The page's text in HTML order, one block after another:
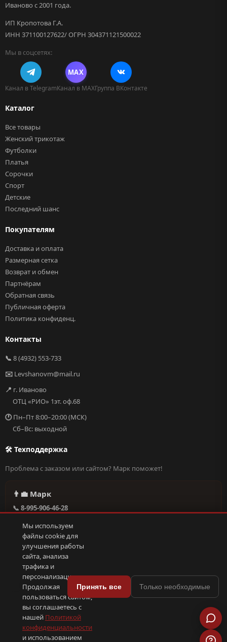
Иваново с 2001 года.
ИП Кропотова Г.А.
ИНН 371100127622/ ОГРН 304371121500022
Мы в соцсетях:
Канал в Telegram
MAX
Канал в MAXГруппа ВКонтакте
Каталог
Все товары
Женский трикотаж
Футболки
Платья
Сорочки
Спорт
Детские
Последний шанс
Покупателям
Доставка и оплата
Размерная сетка
Возврат и обмен
Партнёрам
Обратная связь
Публичная оферта
Политика конфиденц.
Контакты
📞 8 (4932) 553-733
✉️ Levshanovm@mail.ru
📍 г. Иваново
ОТЦ «РИО» 1эт. оф.68
🕐Пн–Пт 8:00–20:00 (МСК)
Сб–Вс: выходной
🛠 Техподдержка
Проблема с заказом или сайтом? Марк поможет!
👨‍💼 Марк
📞 8-995-906-46-28
🕐 Круглосуточно, без выходных
Написать в поддержку →
© 2026 С иголочки | 37. Все права защищены.
🛠 Поддержка·Оферта· 📦 YML-фид
Мы используем
файлы cookie для
улучшения работы
сайта, анализа
трафика и
персонализации.
Продолжая
пользоваться сайтом,
вы соглашаетесь с
нашей Политикой
конфиденциальности
и использованием
Принять все Только необходимые